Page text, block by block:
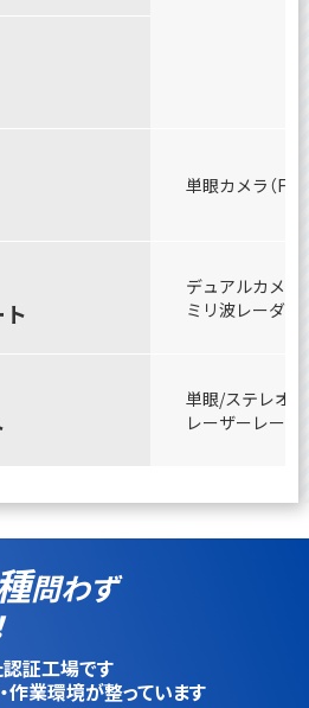
単眼カメラ（Fガ
デュアルカメラ
ミリ波レーダー
単眼/ステレオカ
レーザーレーダ
問わず
証工場です
作業環境が整っています